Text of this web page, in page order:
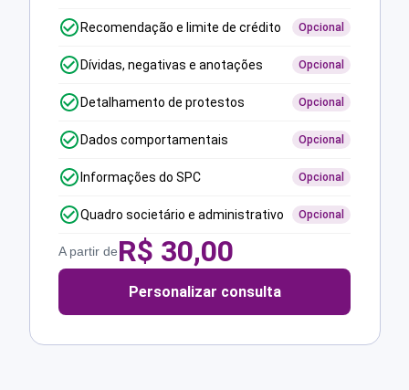
Recomendação e limite de crédito Opcional
Dívidas, negativas e anotações Opcional
Detalhamento de protestos Opcional
Dados comportamentais Opcional
Informações do SPC Opcional
Quadro societário e administrativo Opcional
A partir deR$ 30,00
Personalizar consulta